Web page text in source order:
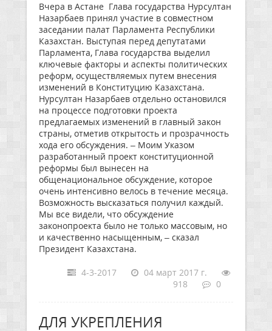
Вчера в Астане Глава государства Нурсултан
Назарбаев принял участие в совместном
заседании палат Парламента Республики
Казахстан. Выступая перед депутатами
Парламента, Глава государства выделил
ключевые факторы и аспекты политических
реформ, осуществляемых путем внесения
изменений в Конституцию Казахстана.
Нурсултан Назарбаев отдельно остановился
на процессе подготовки проекта
предлагаемых изменений в главный закон
страны, отметив открытость и прозрачность
хода его обсуждения. – Моим Указом
разработанный проект конституционной
реформы был вынесен на
общенациональное обсуждение, которое
очень интенсивно велось в течение месяца.
Возможность высказаться получил каждый.
Мы все видели, что обсуждение
законопроекта было не только массовым, но
и качественно насыщенным, – сказал
Президент Казахстана.
4-3-2017
04 март 2017 г.
918
0
ДЛЯ УКРЕПЛЕНИЯ